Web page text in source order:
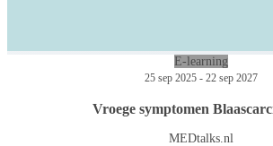
E-learning
25 sep 2025 - 22 sep 2027
Vroege symptomen
MEDtalks.nl